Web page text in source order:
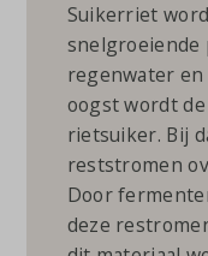
Suikerriet
regenwater en
oogst wordt
rietsuiker. Bij
reststromen
Door
deze